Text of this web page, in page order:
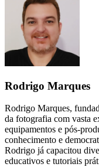
Rodrigo Marques
Rodrigo Marques,
da fotografia com vasta
equipamentos e pós-
conhecimento e
Rodrigo já capacitou
educativos e tutoriais